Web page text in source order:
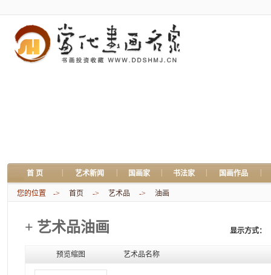
首 页 艺术新闻 国画家 书法家 国画作品
您的位置 -> 首页 -> 艺术品 -> 油画
+ 艺术品油画 显示方式：
预览缩图 艺术品名称